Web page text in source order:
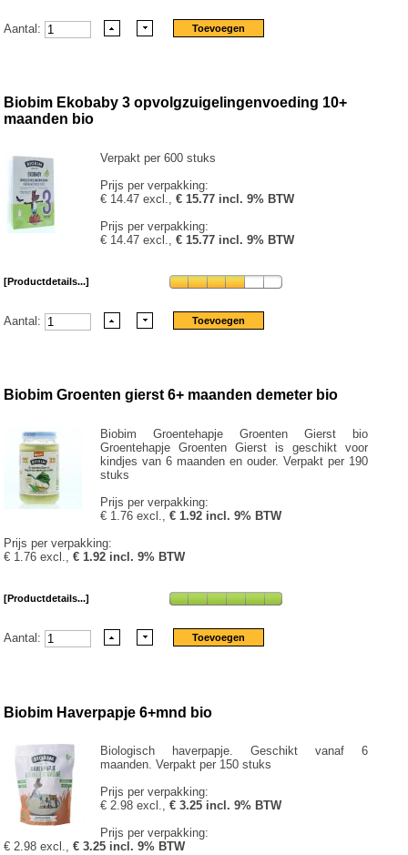
Aantal:
Biobim Ekobaby 3 opvolgzuigelingenvoeding 10+
maanden bio
Verpakt per 600 stuks
Prijs per verpakking:
€ 14.47 excl.,€ 15.77 incl. 9% BTW
Prijs per verpakking:
€ 14.47 excl.,€ 15.77 incl. 9% BTW
[Productdetails...]
Aantal:
Biobim Groenten gierst 6+ maanden demeter bio
Biobim Groentehapje Groenten Gierst bio
Groentehapje Groenten Gierst is geschikt voor
kindjes van 6 maanden en ouder. Verpakt per 190
stuks
Prijs per verpakking:
€ 1.76 excl.,€ 1.92 incl. 9% BTW
Prijs per verpakking:
€ 1.76 excl.,€ 1.92 incl. 9% BTW
[Productdetails...]
Aantal:
Biobim Haverpapje 6+mnd bio
Biologisch haverpapje. Geschikt vanaf 6
maanden. Verpakt per 150 stuks
Prijs per verpakking:
€ 2.98 excl.,€ 3.25 incl. 9% BTW
Prijs per verpakking:
€ 2.98 excl.,€ 3.25 incl. 9% BTW